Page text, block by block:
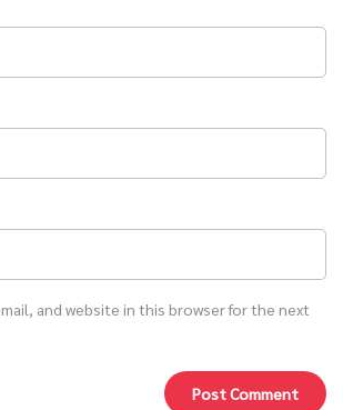
and website in this browser for the next